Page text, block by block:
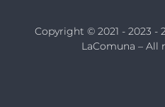
Copyright © 2021 - 2023 -
LaComuna – All